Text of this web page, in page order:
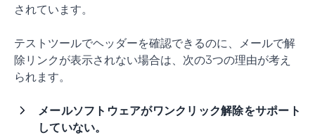
されています。
テストツールでヘッダーを確認できるのに、メールで解
除リンクが表示されない場合は、次の3つの理由が考え
られます。
メールソフトウェアがワンクリック解除をサポート
していない。